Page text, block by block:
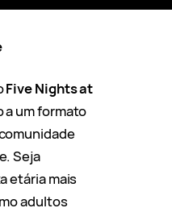
Five Nights at
a um formato
Seja
etária mais
adultos